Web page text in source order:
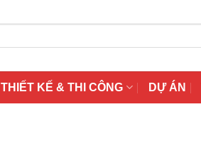
THIẾT KẾ & THI CÔNG DỰ ÁN